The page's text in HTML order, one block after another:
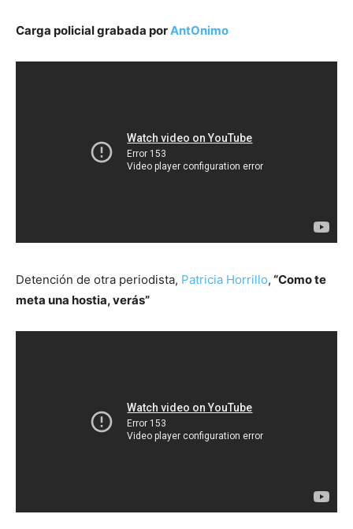
Carga policial grabada porAntOnimo
Detención de otra periodista, Patricia Horrillo, “Como te
meta una hostia, verás”